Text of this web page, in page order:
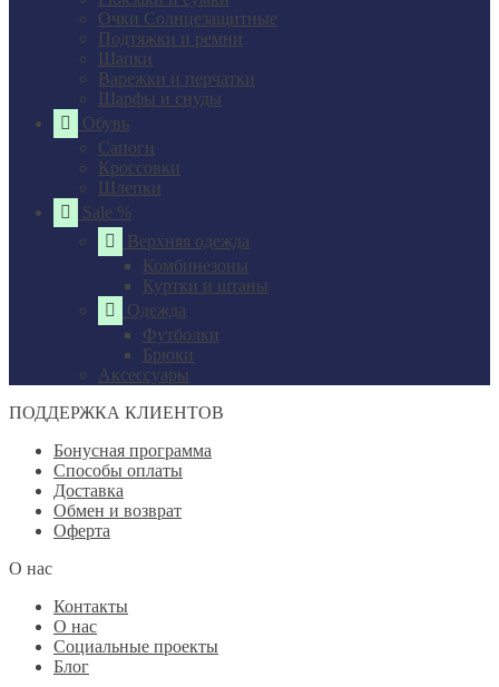
Очки Солнцезащитные
Подтяжки и ремни
Шапки
Варежки и перчатки
Шарфы и снуды
Обувь
Сапоги
Кроссовки
Шлепки
Sale %
Верхняя одежда
Комбинезоны
Куртки и штаны
Одежда
Футболки
Брюки
Аксессуары
ПОДДЕРЖКА КЛИЕНТОВ
Бонусная программа
Способы оплаты
Доставка
Обмен и возврат
Оферта
О нас
Контакты
О нас
Социальные проекты
Блог